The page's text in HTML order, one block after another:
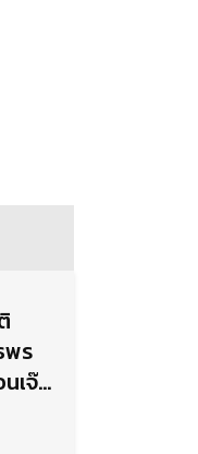
พร
เจ๊า